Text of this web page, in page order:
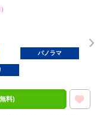
パノラマ
料)